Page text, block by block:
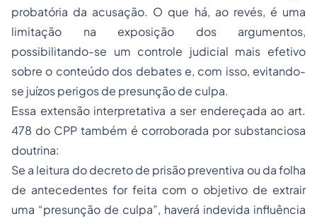
probatória da acusação. O que há, ao revés, é uma
limitação na exposição dos argumentos,
possibilitando-se um controle judicial mais efetivo
sobre o conteúdo dos debates e, com isso, evitando-
se juízos perigos de presunção de culpa.
Essa extensão interpretativa a ser endereçada ao art.
478 do CPP também é corroborada por substanciosa
doutrina:
Se a leitura do decreto de prisãopreventiva ou da folha
de antecedentes for feita com o objetivo de extrair
uma “presunção de culpa”, haverá indevida influência